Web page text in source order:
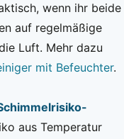
wenn ihr beide
auf regelmäßige
Luft. Mehr dazu
mit Befeuchter.
aus Temperatur